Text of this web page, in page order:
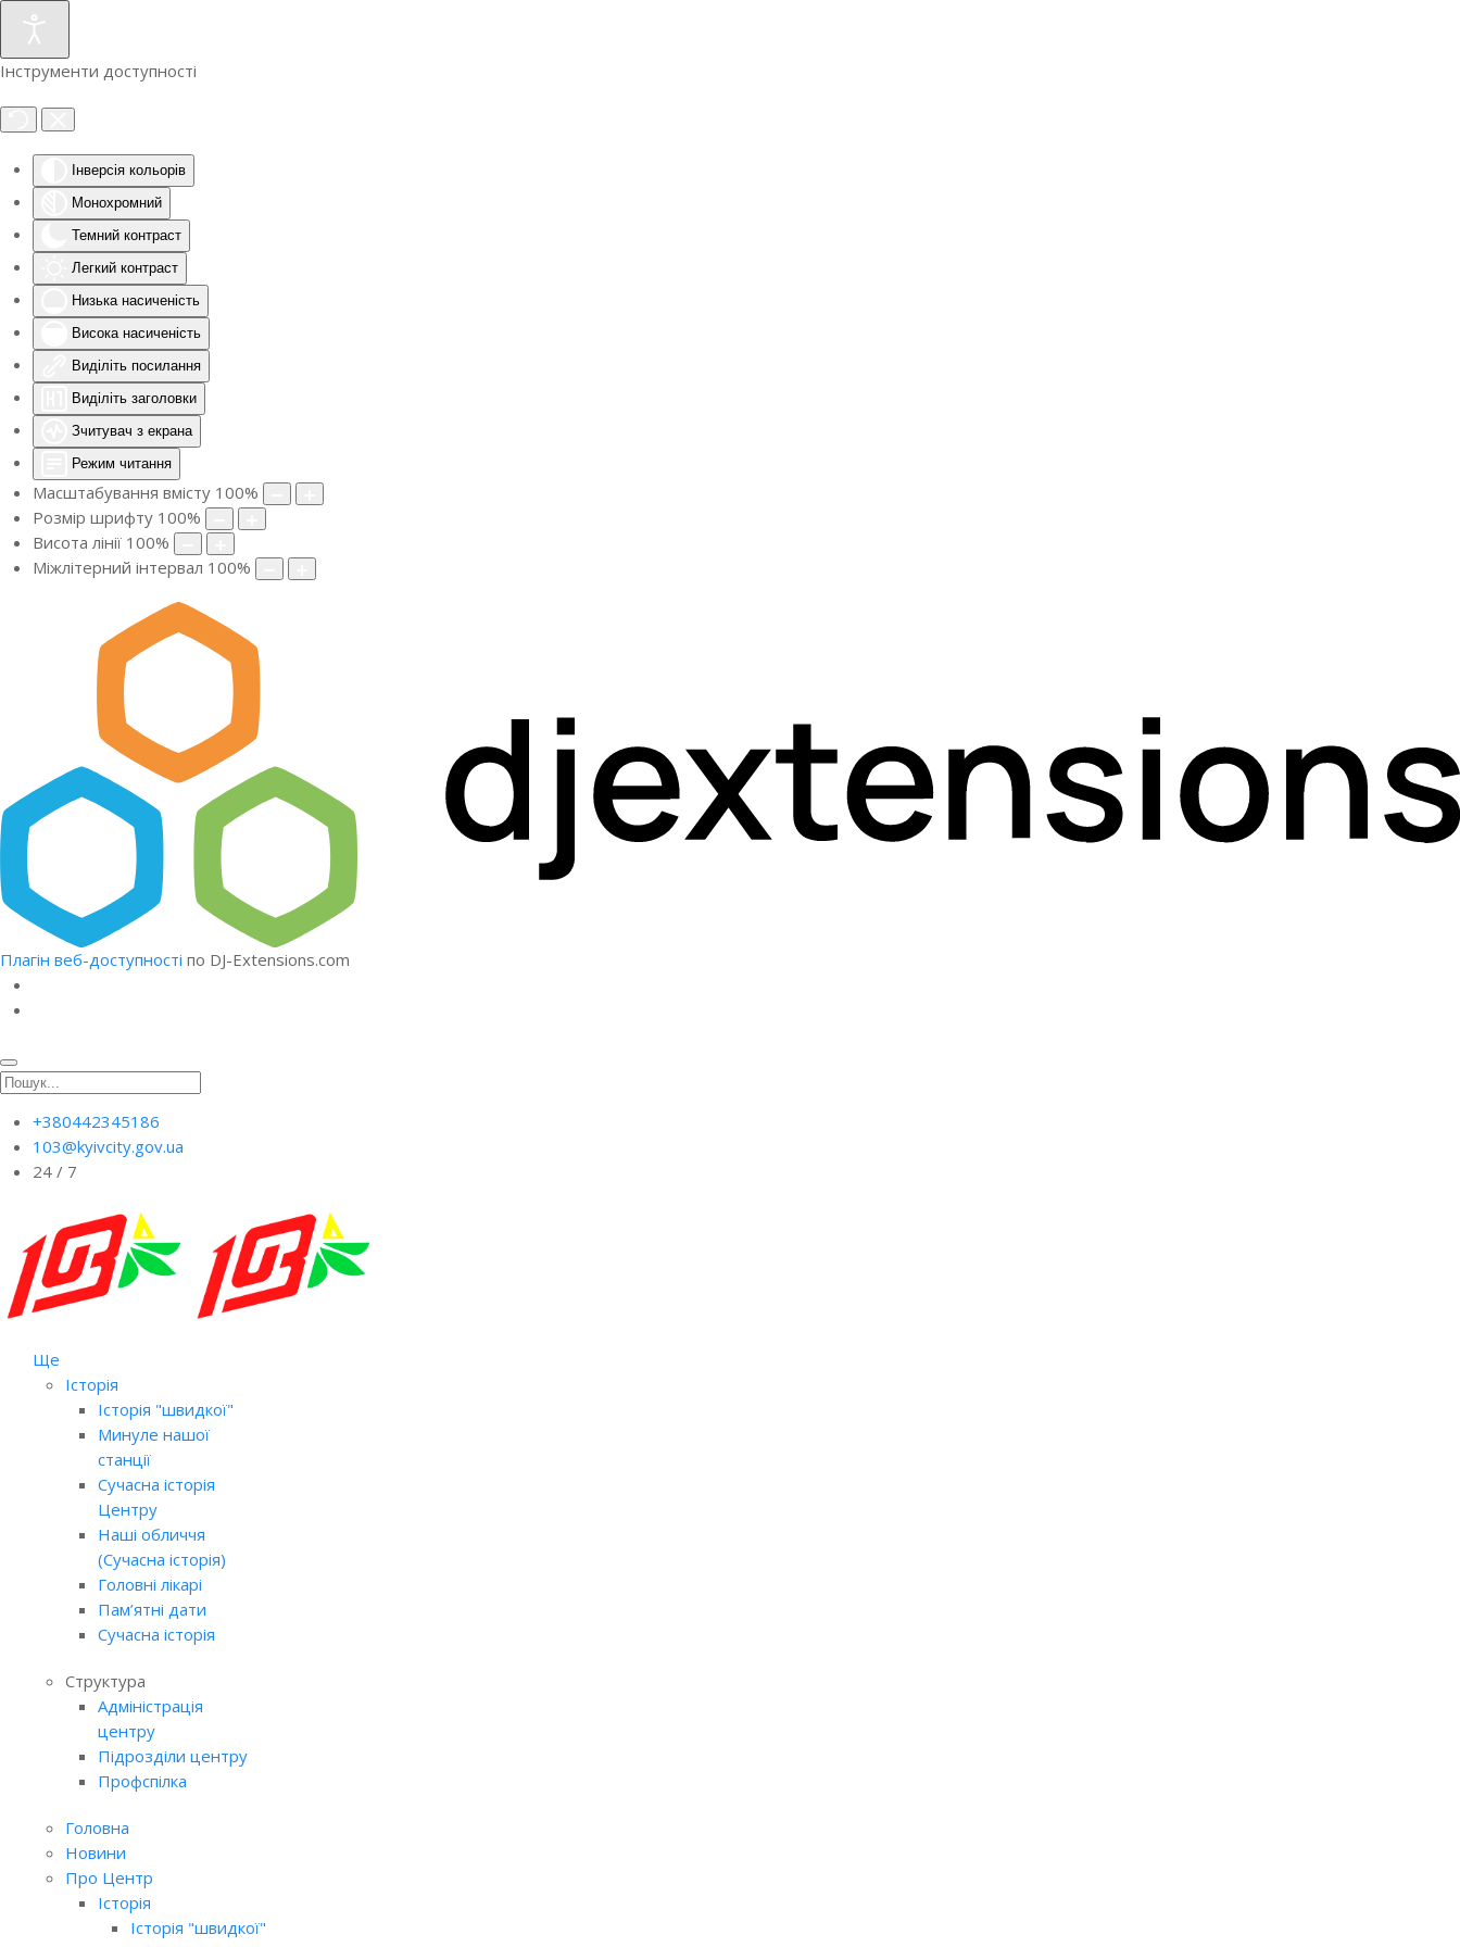
Інструменти доступності
Інверсія кольорів
Монохромний
Темний контраст
Легкий контраст
Низька насиченість
Висока насиченість
Виділіть посилання
Виділіть заголовки
Зчитувач з екрана
Режим читання
Масштабування вмісту 100%
Розмір шрифту 100%
Висота лінії 100%
Міжлітерний інтервал 100%
Плагін веб-доступності по DJ-Extensions.com
+380442345186
103@kyivcity.gov.ua
24 / 7
Ще
Історія
Історія "швидкої"
Минуле нашої
станції
Сучасна історія
Центру
Наші обличчя
(Сучасна історія)
Головні лікарі
Пам’ятні дати
Сучасна історія
Структура
Адміністрація
центру
Підрозділи центру
Профспілка
Головна
Новини
Про Центр
Історія
Історія "швидкої"